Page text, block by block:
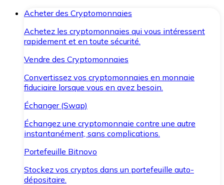
Acheter des Cryptomonnaies
Achetez les cryptomonnaies qui vous intéressent
rapidement et en toute sécurité.
Vendre des Cryptomonnaies
Convertissez vos cryptomonnaies en monnaie
fiduciaire lorsque vous en avez besoin.
Échanger (Swap)
Échangez une cryptomonnaie contre une autre
instantanément, sans complications.
Portefeuille Bitnovo
Stockez vos cryptos dans un portefeuille auto-
dépositaire.